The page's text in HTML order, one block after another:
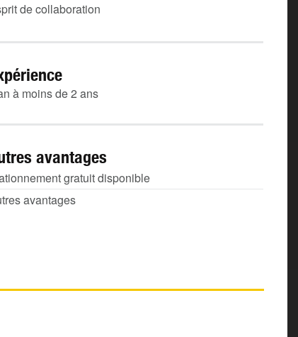
de collaboration
à moins de 2 ans
avantages
gratuit disponible
avantages